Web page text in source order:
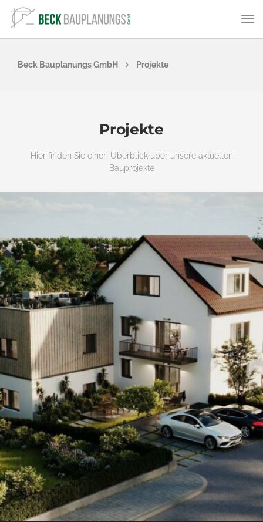
Beck Bauplanungs GmbH Projekte
Projekte
Hier finden Sie einen Überblick über unsere aktuellen
Bauprojekte